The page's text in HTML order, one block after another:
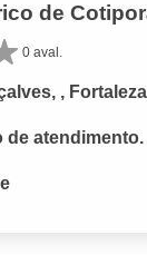
de
0 aval.
,
de atendimento.